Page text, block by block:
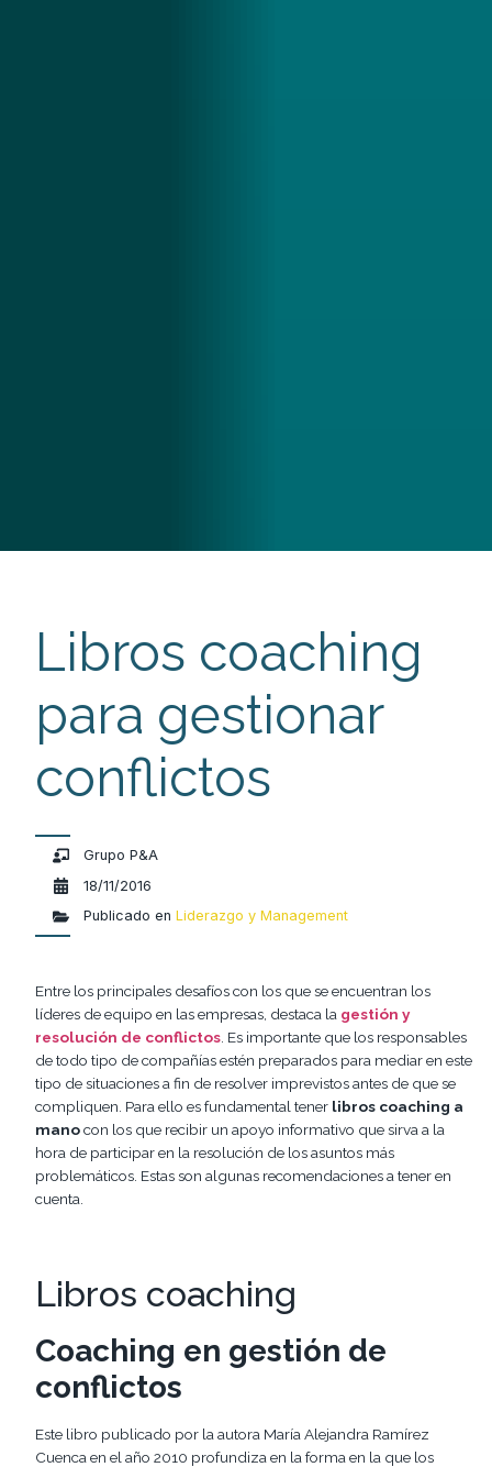
Libros coaching
para gestionar
conflictos
Grupo P&A
18/11/2016
Publicado en Liderazgo y Management
Entre los principales desafíos con los que se encuentran los
líderes de equipo en las empresas, destaca la gestión y
resolución de conflictos. Es importante que los responsables
de todo tipo de compañías estén preparados para mediar en este
tipo de situaciones a fin de resolver imprevistos antes de que se
compliquen. Para ello es fundamental tener libros coaching a
manocon los que recibir un apoyo informativo que sirva a la
hora de participar en la resolución de los asuntos más
problemáticos. Estas son algunas recomendaciones a tener en
cuenta.
Libros coaching
Coaching en gestión de
conflictos
Este libro publicado por la autora María Alejandra Ramírez
Cuenca en el año 2010 profundiza en la forma en la que los